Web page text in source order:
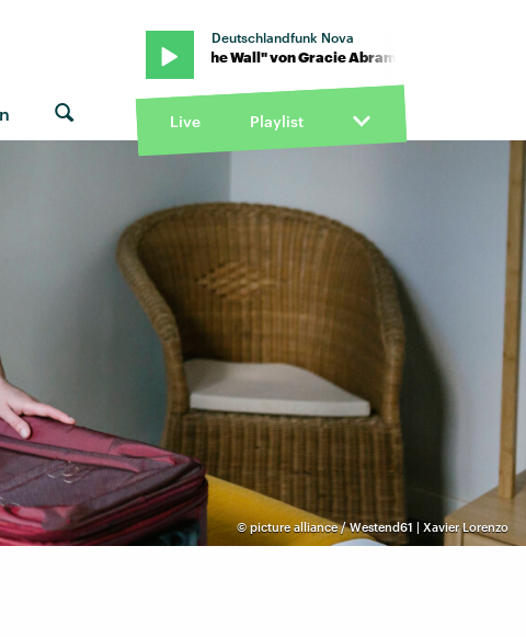
Deutschlandfunk Nova
· "Hit the Wall" von Gracie Abrams · "Hit the Wall" von Gracie
Live Playlist
©picture alliance / Westend61 | Xavier Lorenzo